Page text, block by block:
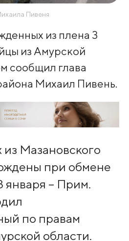
Пивеня
из плена 3
из Амурской
сообщил глава
Михаил Пивень.
Мазановского
при обмене
января – Прим.
по правам
области.